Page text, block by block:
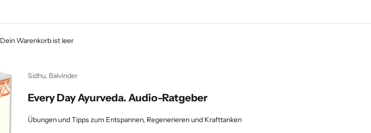
Dein Warenkorb ist leer
Sidhu, Balvinder
Every Day Ayurveda. Audio-Ratgeber
Übungen und Tipps zum Entspannen, Regenerieren und Krafttanken